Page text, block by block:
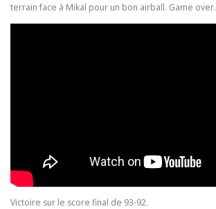
terrain face à Mikal pour un bon airball. Game over.
Victoire sur le score final de 93-92.